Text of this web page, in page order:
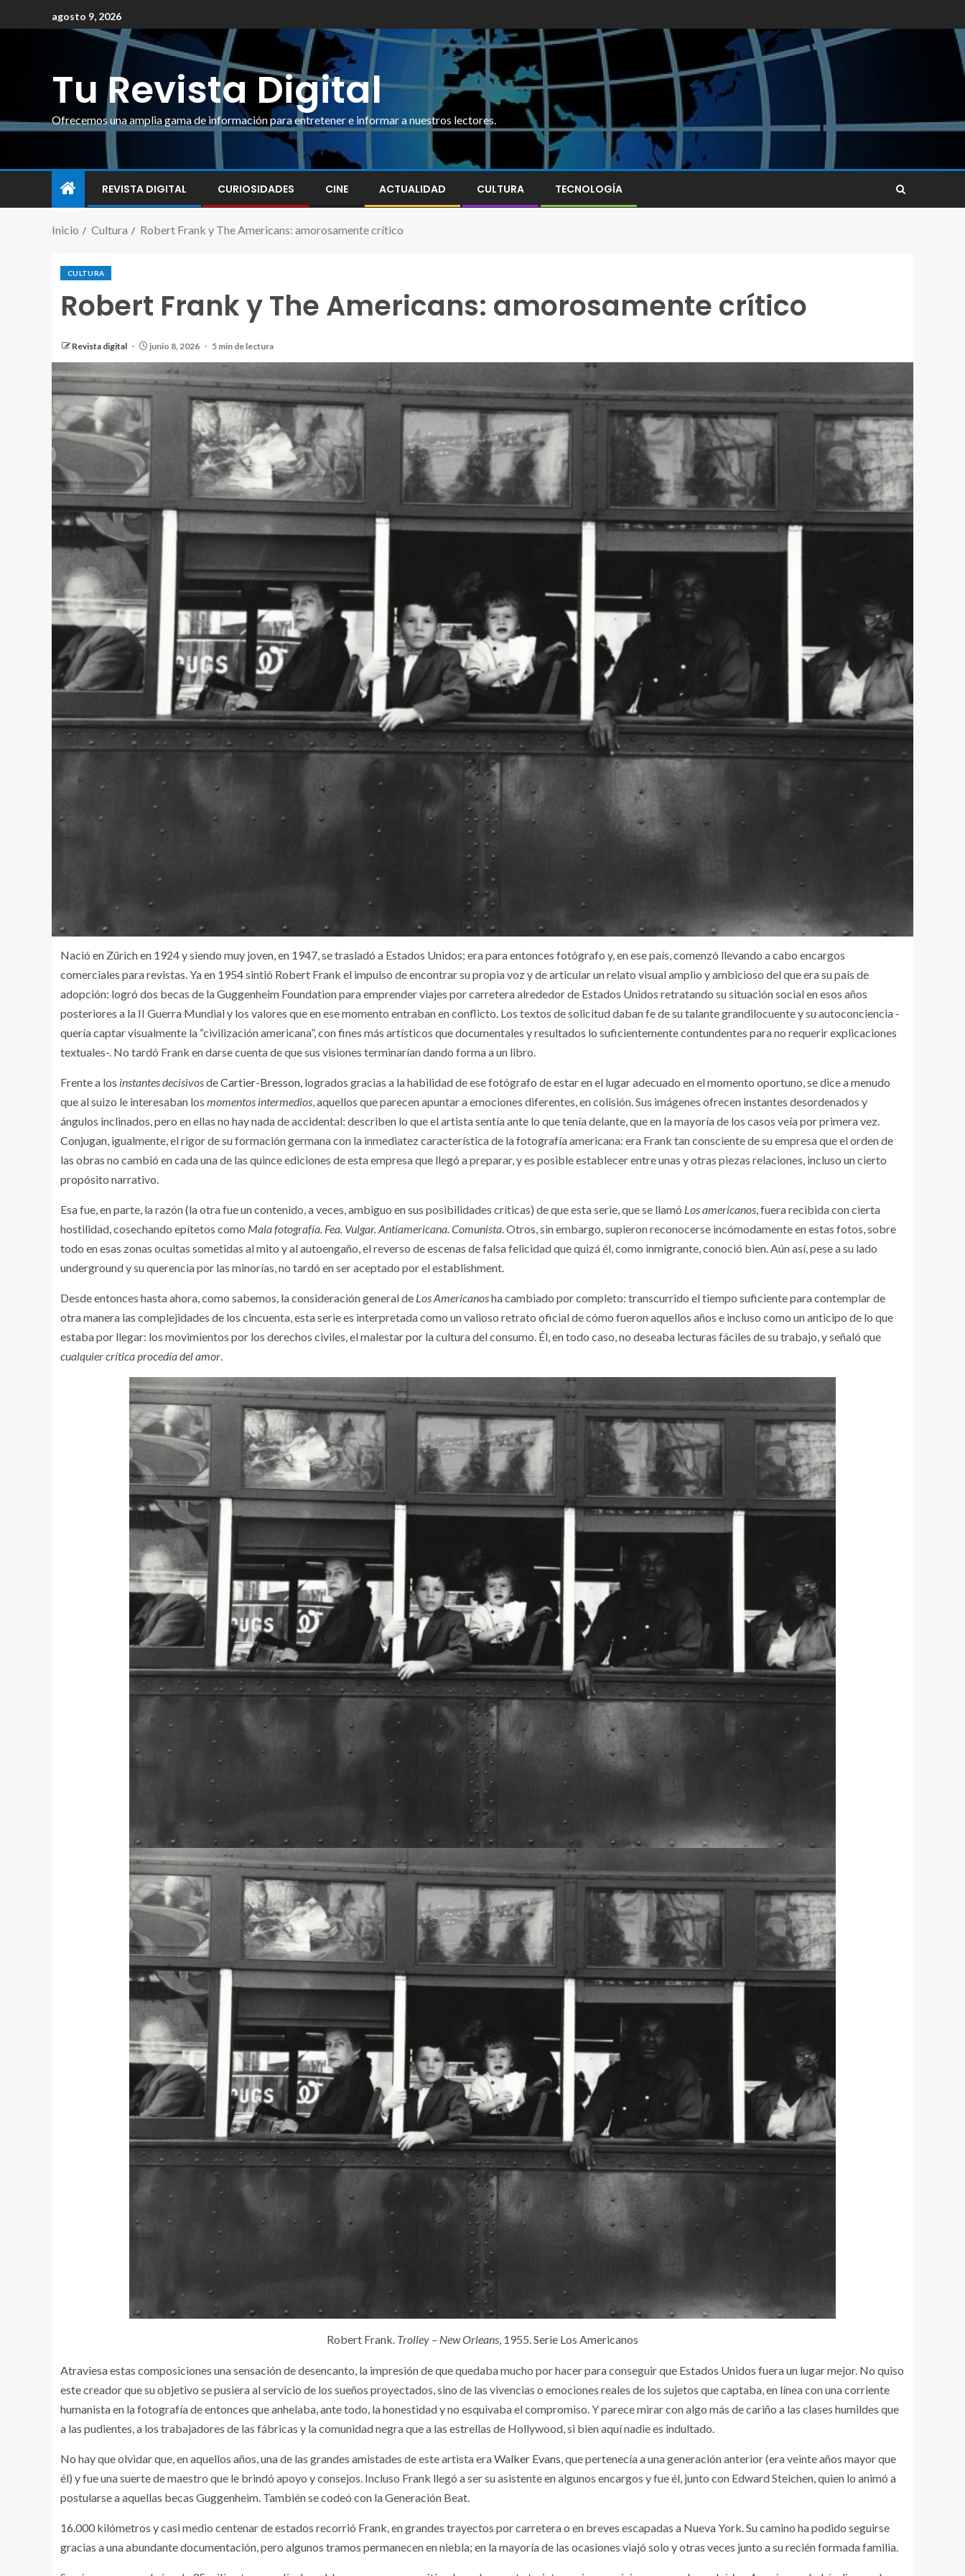
agosto 9, 2026
Tu Revista Digital
Ofrecemos una amplia gama de información para entretener e informar a nuestros lectores.
REVISTA DIGITAL CURIOSIDADES CINE ACTUALIDAD CULTURA TECNOLOGÍA
Inicio Cultura Robert Frank y The Americans: amorosamente crítico
CULTURA
Robert Frank y The Americans: amorosamente crítico
Revista digital junio 8, 2026 5 min de lectura
Nació en Zürich en 1924 y siendo muy joven, en 1947, se trasladó a Estados Unidos; era para entonces fotógrafo y, en ese país, comenzó llevando a cabo encargos
comerciales para revistas. Ya en 1954 sintió Robert Frank el impulso de encontrar su propia voz y de articular un relato visual amplio y ambicioso del que era su país de
adopción: logró dos becas de la Guggenheim Foundation para emprender viajes por carretera alrededor de Estados Unidos retratando su situación social en esos años
posteriores a la II Guerra Mundial y los valores que en ese momento entraban en conflicto. Los textos de solicitud daban fe de su talante grandilocuente y su autoconciencia -
quería captar visualmente la “civilización americana”, con fines más artísticos que documentales y resultados lo suficientemente contundentes para no requerir explicaciones
textuales-. No tardó Frank en darse cuenta de que sus visiones terminarían dando forma a un libro.
Frente a los instantes decisivosdeCartier-Bresson, logrados gracias a la habilidad de ese fotógrafo de estar en el lugar adecuado en el momento oportuno, se dice a menudo
que al suizo le interesaban los momentos intermedios, aquellos que parecen apuntar a emociones diferentes, en colisión. Sus imágenes ofrecen instantes desordenados y
ángulos inclinados, pero en ellas no hay nada de accidental: describen lo que el artista sentía ante lo que tenía delante, que en la mayoría de los casos veía por primera vez.
Conjugan, igualmente, el rigor de su formación germana con la inmediatez característica de la fotografía americana: era Frank tan consciente de su empresa que el orden de
las obras no cambió en cada una de las quince ediciones de esta empresa que llegó a preparar, y es posible establecer entre unas y otras piezas relaciones, incluso un cierto
propósito narrativo.
Esa fue, en parte, la razón (la otra fue un contenido, a veces, ambiguo en sus posibilidades críticas) de que esta serie, que se llamó Los americanos, fuera recibida con cierta
hostilidad, cosechando epítetos como Mala fotografía. Fea. Vulgar. Antiamericana. Comunista. Otros, sin embargo, supieron reconocerse incómodamente en estas fotos, sobre
todo en esas zonas ocultas sometidas al mito y al autoengaño, el reverso de escenas de falsa felicidad que quizá él, como inmigrante, conoció bien. Aún así, pese a su lado
underground y su querencia por las minorías, no tardó en ser aceptado por el establishment.
Desde entonces hasta ahora, como sabemos, la consideración general de Los Americanosha cambiado por completo: transcurrido el tiempo suficiente para contemplar de
otra manera las complejidades de los cincuenta, esta serie es interpretada como un valioso retrato oficial de cómo fueron aquellos años e incluso como un anticipo de lo que
estaba por llegar: los movimientos por los derechos civiles, el malestar por la cultura del consumo. Él, en todo caso, no deseaba lecturas fáciles de su trabajo, y señaló que
cualquier crítica procedía del amor.
Robert Frank. Trolley – New Orleans, 1955. Serie Los Americanos
Atraviesa estas composiciones una sensación de desencanto, la impresión de que quedaba mucho por hacer para conseguir que Estados Unidos fuera un lugar mejor. No quiso
este creador que su objetivo se pusiera al servicio de los sueños proyectados, sino de las vivencias o emociones reales de los sujetos que captaba, en línea con una corriente
humanista en la fotografía de entonces que anhelaba, ante todo, la honestidad y no esquivaba el compromiso. Y parece mirar con algo más de cariño a las clases humildes que
a las pudientes, a los trabajadores de las fábricas y la comunidad negra que a las estrellas de Hollywood, si bien aquí nadie es indultado.
No hay que olvidar que, en aquellos años, una de las grandes amistades de este artista eraWalker Evans, que pertenecía a una generación anterior (era veinte años mayor que
él) y fue una suerte de maestro que le brindó apoyo y consejos. Incluso Frank llegó a ser su asistente en algunos encargos y fue él, junto con Edward Steichen, quien lo animó a
postularse a aquellas becas Guggenheim. También se codeó con la Generación Beat.
16.000 kilómetros y casi medio centenar de estados recorrió Frank, en grandes trayectos por carretera o en breves escapadas a Nueva York. Su camino ha podido seguirse
gracias a una abundante documentación, pero algunos tramos permanecen en niebla; en la mayoría de las ocasiones viajó solo y otras veces junto a su recién formada familia.